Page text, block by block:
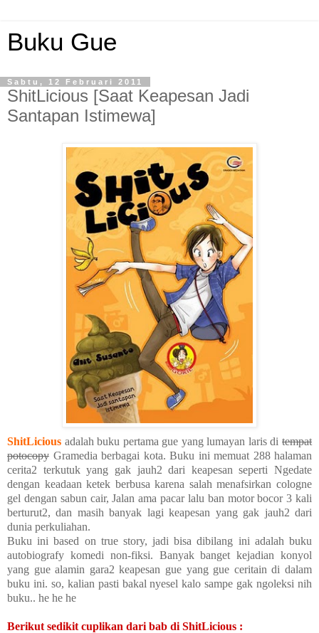
Buku Gue
Sabtu, 12 Februari 2011
ShitLicious [Saat Keapesan Jadi
Santapan Istimewa]
ShitLicious adalah buku pertama gue yang lumayan laris di tempat
potocopy Gramedia berbagai kota. Buku ini memuat 288 halaman
cerita2 terkutuk yang gak jauh2 dari keapesan seperti Ngedate
dengan keadaan ketek berbusa karena salah menafsirkan cologne
gel dengan sabun cair, Jalan ama pacar lalu ban motor bocor 3 kali
berturut2, dan masih banyak lagi keapesan yang gak jauh2 dari
dunia perkuliahan.
Buku ini based on true story, jadi bisa dibilang ini adalah buku
autobiografy komedi non-fiksi. Banyak banget kejadian konyol
yang gue alamin gara2 keapesan gue yang gue ceritain di dalam
buku ini. so, kalian pasti bakal nyesel kalo sampe gak ngoleksi nih
buku.. he he he
Berikut sedikit cuplikan dari bab di ShitLicious :